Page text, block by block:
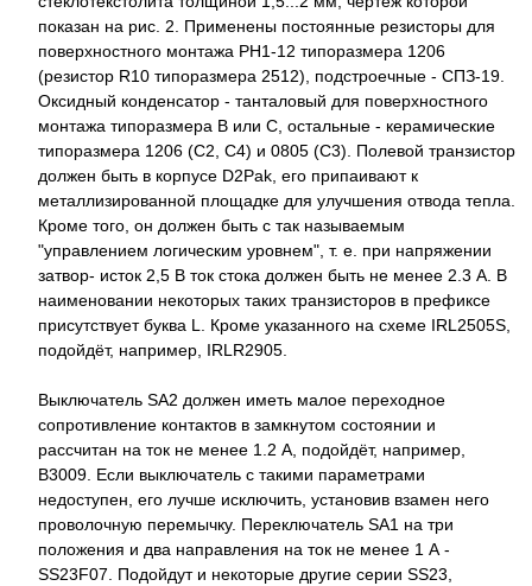
показан на рис. 2. Применены постоянные резисторы для
поверхностного монтажа РН1-12 типоразмера 1206
(резистор R10 типоразмера 2512), подстроечные - СПЗ-19.
Оксидный конденсатор - танталовый для поверхностного
монтажа типоразмера В или С, остальные - керамические
типоразмера 1206 (С2, С4) и 0805 (С3). Полевой транзистор
должен быть в корпусе D2Pak, его припаивают к
металлизированной площадке для улучшения отвода тепла.
Кроме того, он должен быть с так называемым
"управлением логическим уровнем", т. е. при напряжении
затвор- исток 2,5 В ток стока должен быть не менее 2.3 А. В
наименовании некоторых таких транзисторов в префиксе
присутствует буква L. Кроме указанного на схеме IRL2505S,
подойдёт, например, IRLR2905.
Выключатель SA2 должен иметь малое переходное
сопротивление контактов в замкнутом состоянии и
рассчитан на ток не менее 1.2 А, подойдёт, например,
B3009. Если выключатель с такими параметрами
недоступен, его лучше исключить, установив взамен него
проволочную перемычку. Переключатель SA1 на три
положения и два направления на ток не менее 1 А -
SS23F07. Подойдут и некоторые другие серии SS23,